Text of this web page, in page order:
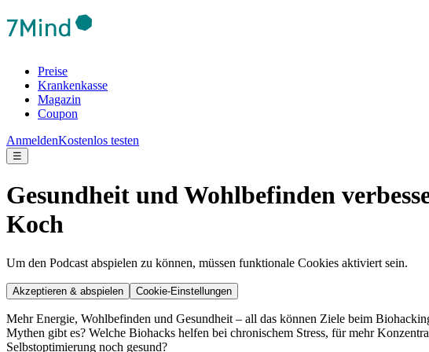
Preise
Krankenkasse
Magazin
Coupon
AnmeldenKostenlos testen
☰
Gesundheit und Wohlbefinden
Koch
Um den Podcast abspielen zu können, müssen funktionale Cookies aktiviert sein.
Akzeptieren & abspielen Cookie-Einstellungen
Mehr Energie, Wohlbefinden und Gesundheit – all das können Ziele beim
Mythen gibt es? Welche Biohacks helfen bei chronischem Stress, für mehr
Selbstoptimierung noch gesund?